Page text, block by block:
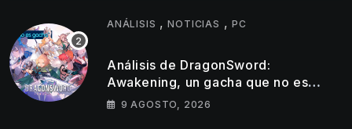
ANÁLISIS ,NOTICIAS , PC
Análisis de DragonSword:
Awakening, un gacha que no es
gacha
9 AGOSTO, 2026